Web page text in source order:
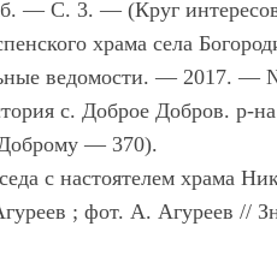
— С. 3. — (Круг
храма села
ведомости. — 2017.
с. Доброе Добров. р-
— 370).
с настоятелем храма
; фот. А. Агуреев //